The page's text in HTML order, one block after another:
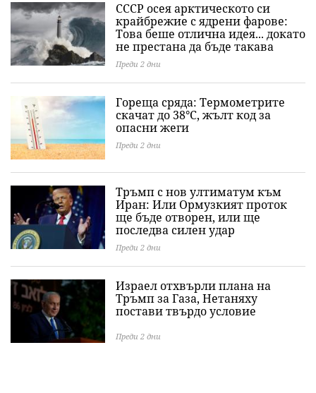
СССР осея арктическото си
крайбрежие с ядрени фарове:
Това беше отлична идея... докато
не престана да бъде такава
Преди 2 дни
Гореща сряда: Термометрите
скачат до 38°C, жълт код за
опасни жеги
Преди 2 дни
Тръмп с нов ултиматум към
Иран: Или Ормузкият проток
ще бъде отворен, или ще
последва силен удар
Преди 2 дни
Израел отхвърли плана на
Тръмп за Газа, Нетаняху
постави твърдо условие
Преди 2 дни